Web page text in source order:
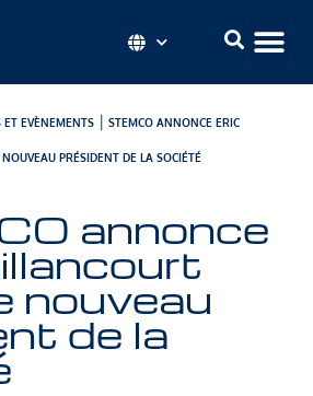
ET EVÈNEMENTS| STEMCO ANNONCE ERIC
PRÉSIDENT DE LA SOCIÉTÉ
annonce
nouveau
de la